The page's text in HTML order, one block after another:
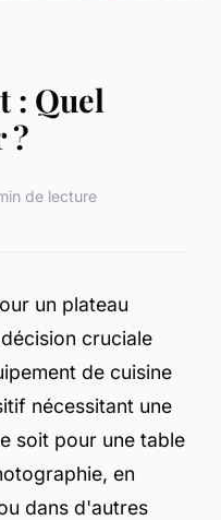
: Quel
?
de lecture
un plateau
cruciale
de cuisine
nécessitant une
soit pour une table
en
dans d'autres